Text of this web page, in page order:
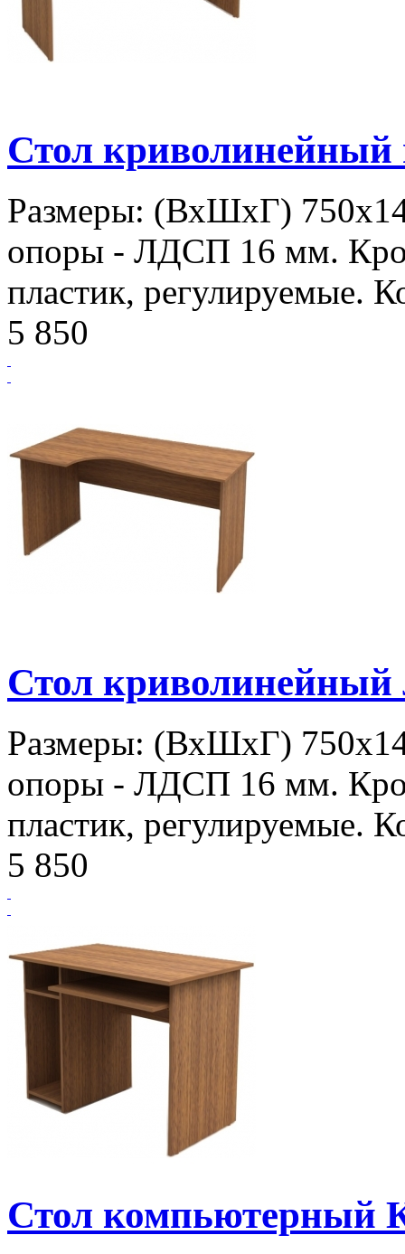
Стол
Размеры: (ВхШхГ)
опоры - ЛДСП 16 мм.
пластик, регулируемые.
5 850
Стол
Размеры: (ВхШхГ)
опоры - ЛДСП 16 мм.
пластик, регулируемые.
5 850
Стол компьютерный